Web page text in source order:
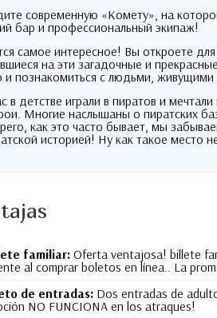
современную «Комету», на
бар и профессиональный экипаж!
самое интересное! Вы откроете
на эти загадочные и
и познакомиться с людьми живущими
в детстве играли в пиратов и
. Многие наслышаны о пиратских
pero, как это часто бывает мы
историей! Ну как такое место
familiar: Oferta ventajosa! billete
al comprar boletos en línea.. La
de entradas: Dos entradas de
NO FUNCIONA en los atraques!